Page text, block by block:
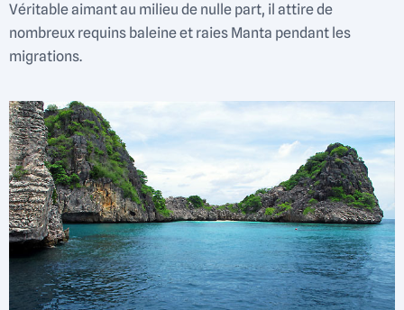
Véritable aimant au milieu de nulle part, il attire de
nombreux requins baleine et raies Manta pendant les
migrations.